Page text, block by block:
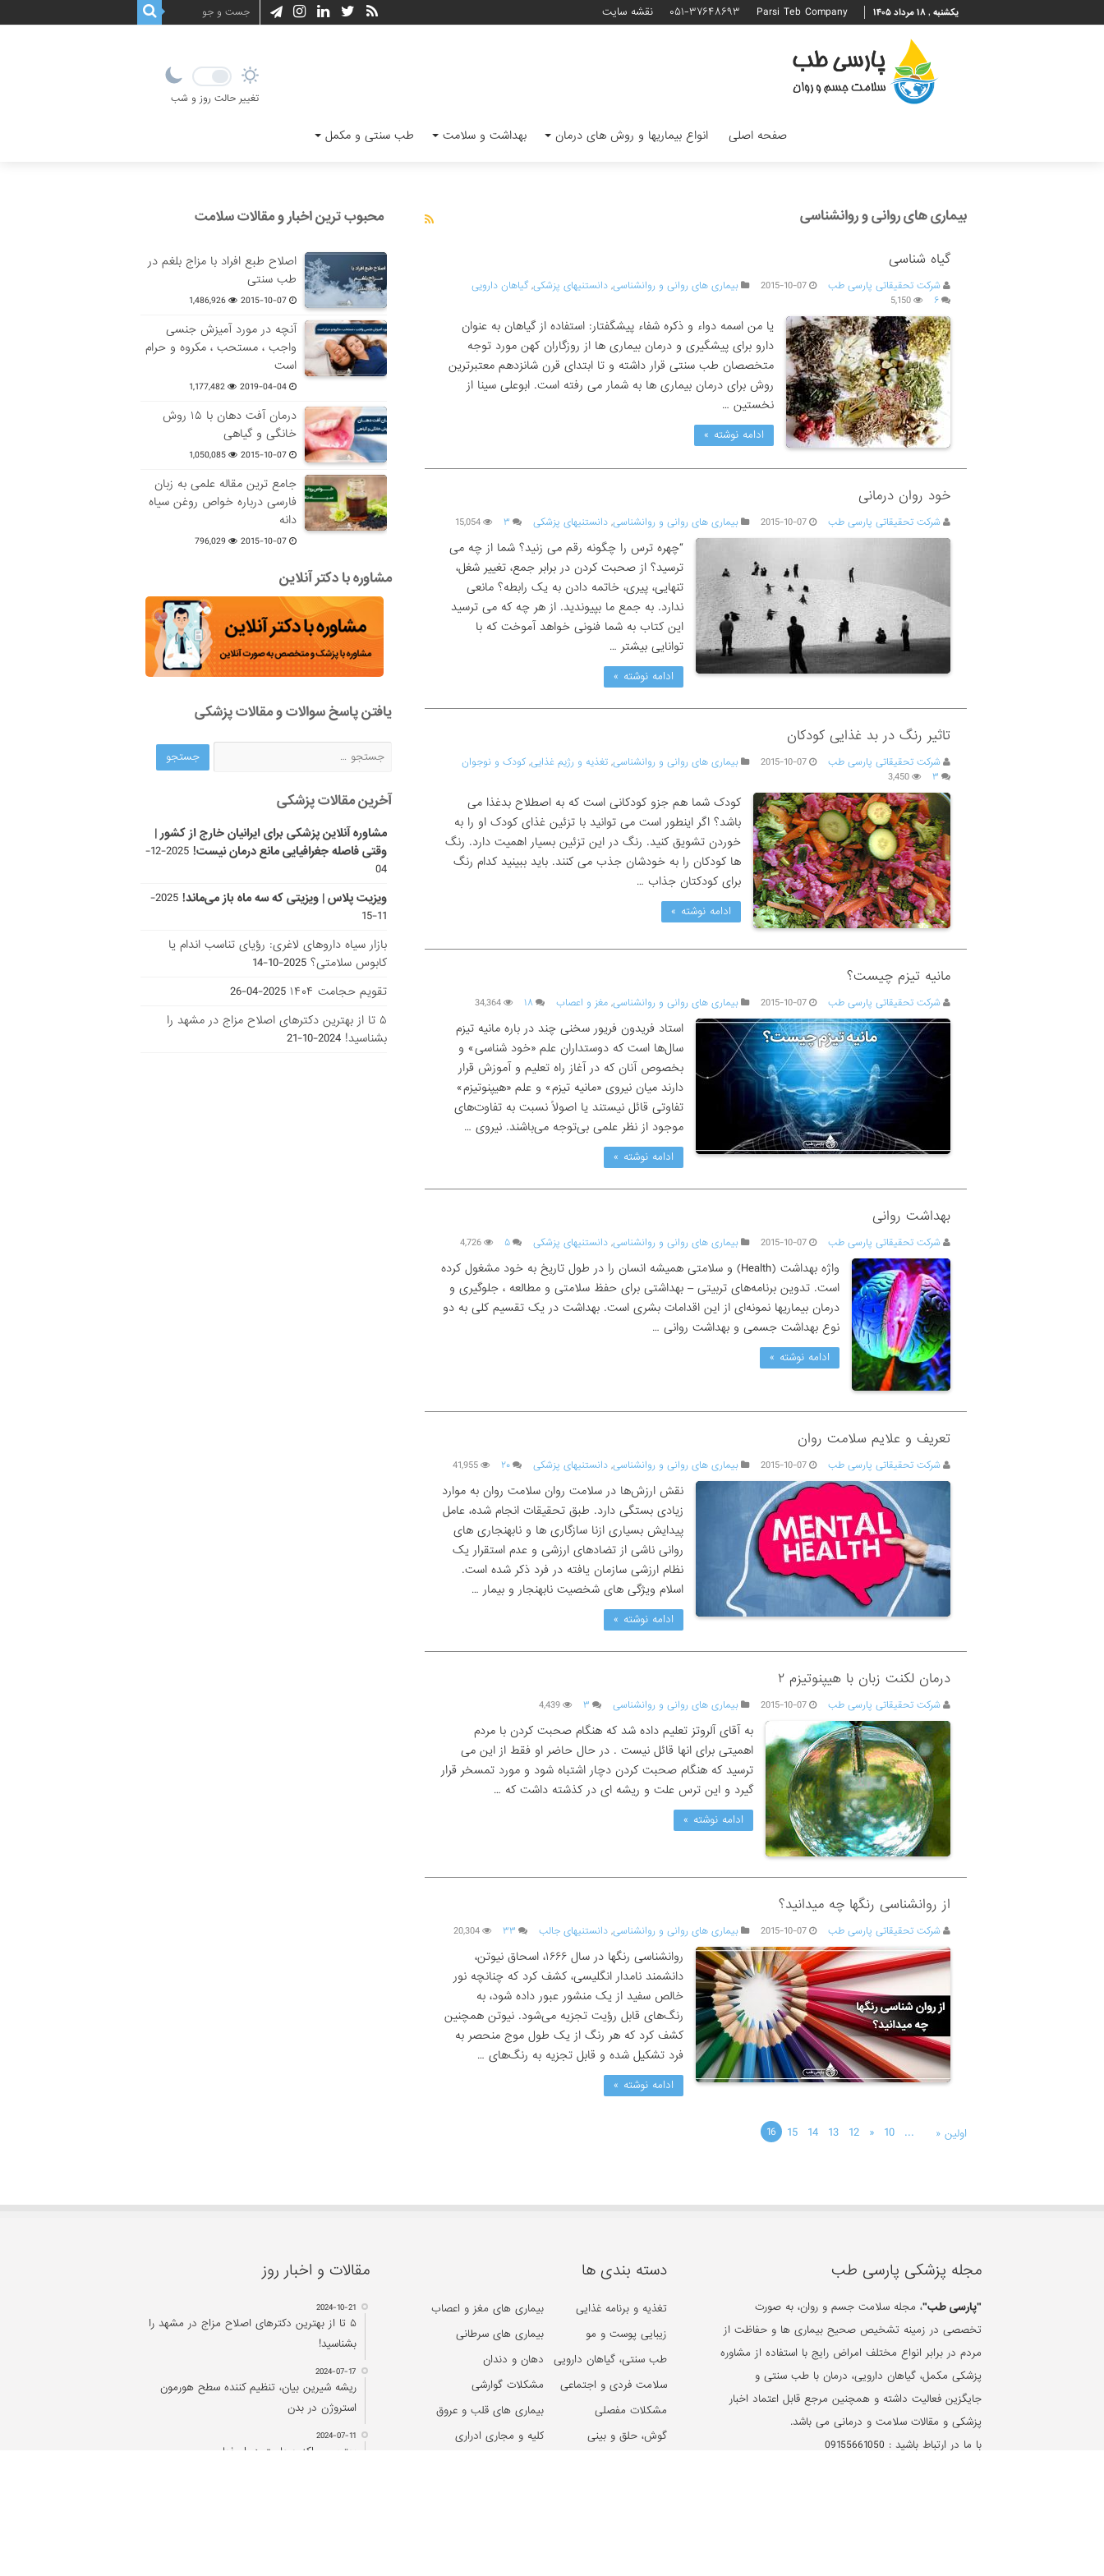
یکشنبه , ۱۸ مرداد ۱۴۰۵ Parsi Teb Company ۰۵۱-۳۷۶۴۸۶۹۳ نقشه سایت
تغییر حالت روز و شب
صفحه اصلی انواع بیماریها و روش های درمان بهداشت و سلامت طب سنتی و مکمل
بیماری های روانی و روانشناسی
گیاه شناسی
شرکت تحقیقاتی پارسی طب 2015-10-07 بیماری های روانی و روانشناسی, دانستنیهای پزشکی, گیاهان دارویی
۶
5,150
یا من اسمه دواء و ذکره شفاء پیشگفتار: استفاده از گیاهان به عنوان
دارو برای پیشگیری و درمان بیماری ها از روزگاران کهن مورد توجه
متخصصان طب سنتی قرار داشته و تا ابتدای قرن شانزدهم معتبرترین
روش برای درمان بیماری ها به شمار می رفته است. ابوعلی سینا از
نخستین …
ادامه نوشته »
خود روان درمانی
شرکت تحقیقاتی پارسی طب 2015-10-07 بیماری های روانی و روانشناسی, دانستنیهای پزشکی ۳ 15,054
“چهره ترس را چگونه رقم می زنید؟ شما از چه می
ترسید؟ از صحبت کردن در برابر جمع، تغییر شغل،
تنهایی، پیری، خاتمه دادن به یک رابطه؟ مانعی
ندارد. به جمع ما بپیوندید. از هر چه که می ترسید
این کتاب به شما فنونی خواهد آموخت که با
توانایی بیشتر …
ادامه نوشته »
تاثیر رنگ در بد غذایی کودکان
شرکت تحقیقاتی پارسی طب 2015-10-07 بیماری های روانی و روانشناسی, تغذیه و رژیم غذایی, کودک و نوجوان
۳
3,450
کودک شما هم جزو کودکانی است که به اصطلاح بدغذا می
باشد؟ اگر اینطور است می توانید با تزئین غذای کودک او را به
خوردن تشویق کنید. رنگ در این تزئین بسیار اهمیت دارد. رنگ
ها کودکان را به خودشان جذب می کنند. باید ببینید کدام رنگ
برای کودکتان جذاب …
ادامه نوشته »
مانیه تیزم چیست؟
شرکت تحقیقاتی پارسی طب 2015-10-07 بیماری های روانی و روانشناسی, مغز و اعصاب ۱۸ 34,364
استاد فریدون فریور سخنی چند در باره مانیه تیزم
سال‌ها است که دوستداران علم «خود شناسی» و
بخصوص آنان که در آغاز راه تعلیم و آموزش قرار
دارند میان نیروی «مانیه تیزم» و علم «هیپنوتیزم»
تفاوتی قائل نیستند یا اصولاً نسبت به تفاوت‌های
موجود از نظر علمی بی‌توجه می‌باشند. نیروی …
ادامه نوشته »
بهداشت روانی
شرکت تحقیقاتی پارسی طب 2015-10-07 بیماری های روانی و روانشناسی, دانستنیهای پزشکی ۵ 4,726
واژه بهداشت (Health) و سلامتی همیشه انسان را در طول تاریخ به خود مشغول کرده
است. تدوین برنامه‌های تربیتی – بهداشتی برای حفظ سلامتی و مطالعه ، جلوگیری و
درمان بیماریها نمونه‌ای از این اقدامات بشری است. بهداشت در یک تقسیم کلی به دو
نوع بهداشت جسمی و بهداشت روانی …
ادامه نوشته »
تعریف و علایم سلامت روان
شرکت تحقیقاتی پارسی طب 2015-10-07 بیماری های روانی و روانشناسی, دانستنیهای پزشکی ۲۰ 41,955
نقش ارزش‌ها در سلامت روان سلامت روان به موارد
زیادی بستگی دارد. طبق تحقیقات انجام شده، عامل
پیدایش بسیاری ازنا سازگاری ها و نابهنجاری های
روانی ناشی از تضادهای ارزشی و عدم استقرار یک
نظام ارزشی سازمان یافته در فرد ذکر شده است.
اسلام ویژگی های شخصیت نابهنجار و بیمار …
ادامه نوشته »
درمان لکنت زبان با هیپنوتیزم ۲
شرکت تحقیقاتی پارسی طب 2015-10-07 بیماری های روانی و روانشناسی ۳ 4,439
به آقای آلروتز تعلیم داده شد که هنگام صحبت کردن با مردم
اهمیتی برای انها قائل نیست . در حال حاضر او فقط از این می
ترسید که هنگام صحبت کردن دچار اشتباه شود و مورد تمسخر قرار
گیرد و این ترس علت و ریشه ای در کذشته داشت که …
ادامه نوشته »
از روانشناسی رنگها چه میدانید؟
شرکت تحقیقاتی پارسی طب 2015-10-07 بیماری های روانی و روانشناسی, دانستنیهای جالب ۳۳ 20,304
روانشناسی رنگها در سال ۱۶۶۶، اسحاق نیوتن،
دانشمند نامدار انگلیسی، کشف کرد که چنانچه نور
خالص سفید از یک منشور عبور داده شود، به
رنگ‌های قابل رؤیت تجزیه می‌شود. نیوتن همچنین
کشف کرد که هر رنگ از یک طول موج منحصر به
فرد تشکیل شده و قابل تجزیه به رنگ‌های …
ادامه نوشته »
اولین « ...
10
«
12
13
14
15
16
محبوب ترین اخبار و مقالات سلامت
اصلاح طبع افراد با مزاج بلغم در
طب سنتی
2015-10-07
1,486,926
آنچه در مورد آمیزش جنسی
واجب ، مستحب ، مکروه و حرام
است
2019-04-04
1,177,482
درمان آفت دهان با ۱۵ روش
خانگی و گیاهی
2015-10-07
1,050,085
جامع ترین مقاله علمی به زبان
فارسی درباره خواص روغن سیاه
دانه
2015-10-07
796,029
مشاوره با دکتر آنلاین
یافتن پاسخ سوالات و مقالات پزشکی
آخرین مقالات پزشکی
مشاوره آنلاین پزشکی برای ایرانیان خارج از کشور |
وقتی فاصله جغرافیایی مانع درمان نیست!
2025-12-
04
ویزیت پلاس | ویزیتی که سه ماه باز می‌ماند!
2025-
11-15
بازار سیاه داروهای لاغری: رؤیای تناسب اندام یا
کابوس سلامتی؟ 2025-10-14
تقویم حجامت ۱۴۰۴
2025-04-26
۵ تا از بهترین دکتر‌های اصلاح مزاج در مشهد را
بشناسید! 2024-10-21
مجله پزشکی پارسی طب
"پارسی طب"، مجله سلامت جسم و روان، به صورت
تخصصی در زمینه تشخیص صحیح بیماری ها و حفاظت از
مردم در برابر انواع مختلف امراض رایج با استفاده از مشاوره
پزشکی مکمل، گیاهان دارویی، درمان با طب سنتی و
جایگزین فعالیت داشته و همچنین مرجع قابل اعتماد اخبار
پزشکی و مقالات سلامت و درمانی می باشد.
با ما در ارتباط باشید : 09155661050
دسته بندی ها
تغذیه و برنامه غذایی
زیبایی پوست و مو
طب سنتی، گیاهان دارویی
سلامت فردی و اجتماعی
مشکلات مفصلی
گوش، حلق و بینی
بیماری های مغز و اعصاب
بیماری های سرطانی
دهان و دندان
مشکلات گوارشی
بیماری های قلب و عروق
کلیه و مجاری ادراری
مقالات و اخبار روز
2024-10-21
۵ تا از بهترین دکتر‌های اصلاح مزاج در مشهد را
بشناسید!
2024-07-17
ریشه شیرین بیان، تنظیم کننده سطح هورمون
استروژن در بدن
2024-07-11
بهترین مراکز حجامت در اصفهان